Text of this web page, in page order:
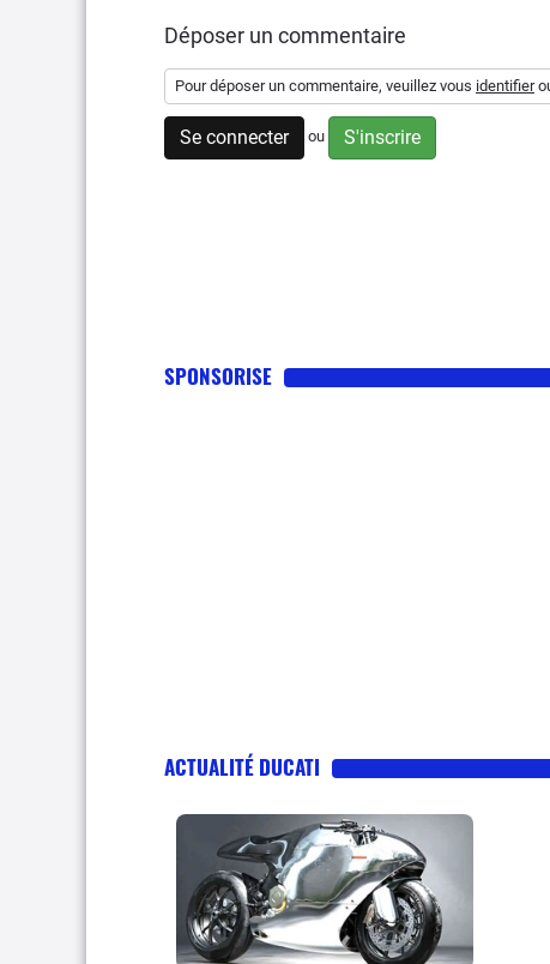
Déposer un commentaire
Pour déposer un commentaire, veuillez vous identifier
Se connecter ou S'inscrire
SPONSORISE
ACTUALITÉ DUCATI